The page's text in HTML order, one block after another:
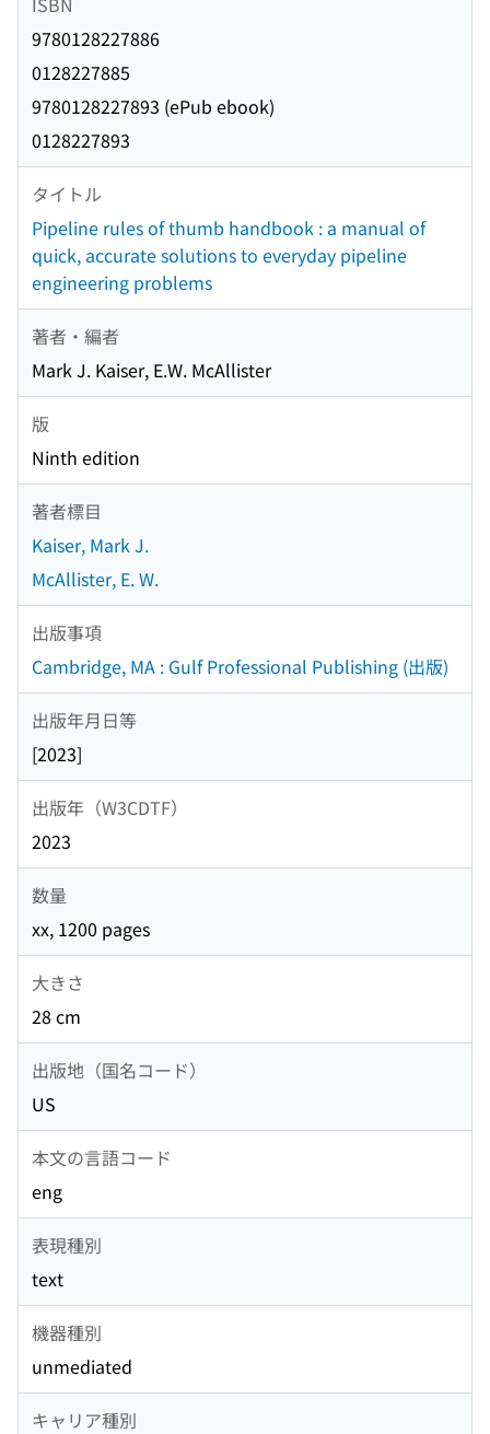
9780128227886
0128227885
9780128227893 (ePub ebook)
0128227893
タイトル
Pipeline rules of thumb handbook : a manual of
quick, accurate solutions to everyday pipeline
engineering problems
著者・編者
Mark J. Kaiser, E.W. McAllister
版
Ninth edition
著者標目
Kaiser, Mark J.
McAllister, E. W.
出版事項
Cambridge, MA : Gulf Professional Publishing (出版)
出版年月日等
[2023]
出版年（W3CDTF）
2023
数量
xx, 1200 pages
大きさ
28 cm
出版地（国名コード）
US
本文の言語コード
eng
表現種別
text
機器種別
unmediated
キャリア種別